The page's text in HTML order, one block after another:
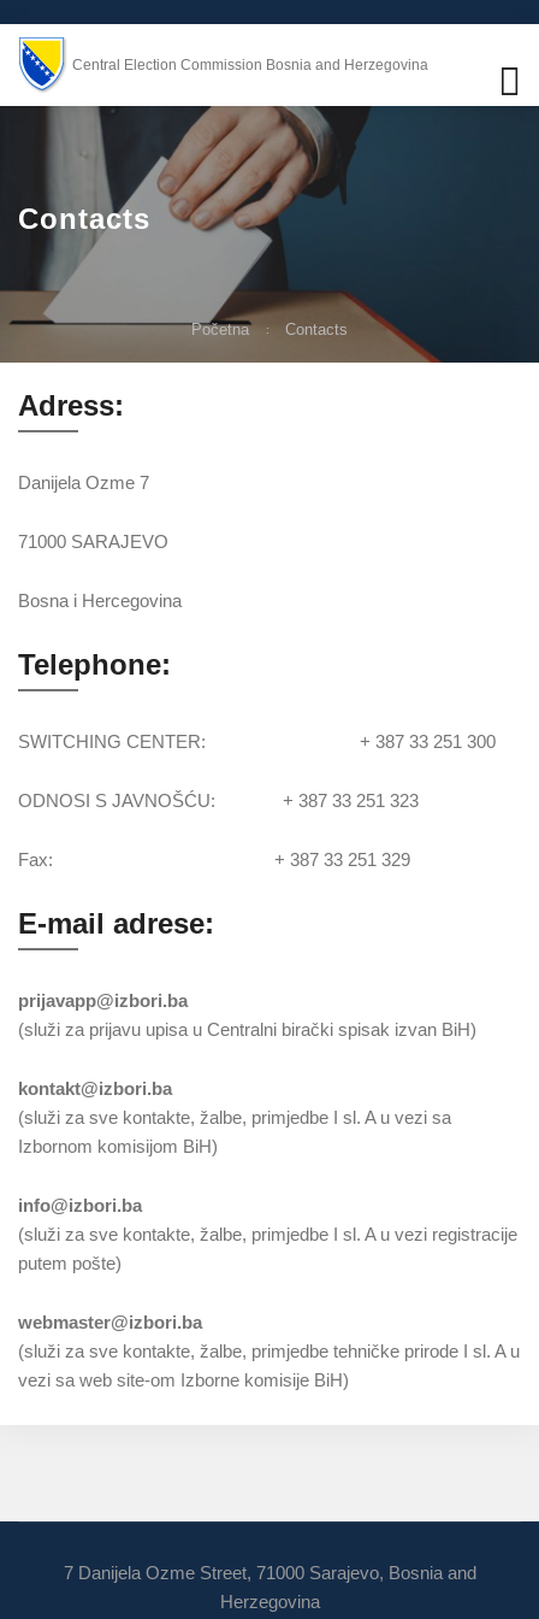
Central Election Commission Bosnia and Herzegovina
Contacts
Početna Contacts
Adress:
Danijela Ozme 7
71000 SARAJEVO
Bosna i Hercegovina
Telephone:
SWITCHING CENTER: + 387 33 251 300
ODNOSI S JAVNOŠĆU: + 387 33 251 323
Fax: + 387 33 251 329
E-mail adrese:
prijavapp@izbori.ba
(služi za prijavu upisa u Centralni birački spisak izvan BiH)
kontakt@izbori.ba
(služi za sve kontakte, žalbe, primjedbe I sl. A u vezi sa
Izbornom komisijom BiH)
info@izbori.ba
(služi za sve kontakte, žalbe, primjedbe I sl. A u vezi registracije
putem pošte)
webmaster@izbori.ba
(služi za sve kontakte, žalbe, primjedbe tehničke prirode I sl. A u
vezi sa web site-om Izborne komisije BiH)
7 Danijela Ozme Street, 71000 Sarajevo, Bosnia and
Herzegovina